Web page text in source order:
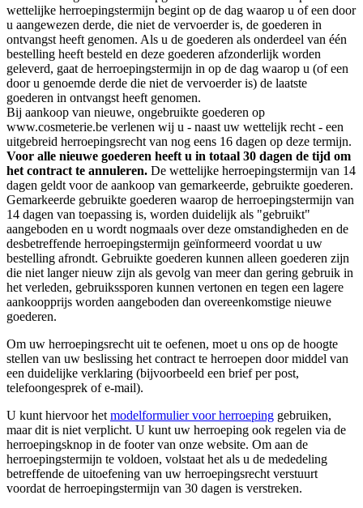
wettelijke herroepingstermijn begint op de dag waarop u of een door
u aangewezen derde, die niet de vervoerder is, de goederen in
ontvangst heeft genomen. Als u de goederen als onderdeel van één
bestelling heeft besteld en deze goederen afzonderlijk worden
geleverd, gaat de herroepingstermijn in op de dag waarop u (of een
door u genoemde derde die niet de vervoerder is) de laatste
goederen in ontvangst heeft genomen.
Bij aankoop van nieuwe, ongebruikte goederen op
www.cosmeterie.be verlenen wij u - naast uw wettelijk recht - een
uitgebreid herroepingsrecht van nog eens 16 dagen op deze termijn.
Voor alle nieuwe goederen heeft u in totaal 30 dagen de tijd om
het contract te annuleren. De wettelijke herroepingstermijn van 14
dagen geldt voor de aankoop van gemarkeerde, gebruikte goederen.
Gemarkeerde gebruikte goederen waarop de herroepingstermijn van
14 dagen van toepassing is, worden duidelijk als "gebruikt"
aangeboden en u wordt nogmaals over deze omstandigheden en de
desbetreffende herroepingstermijn geïnformeerd voordat u uw
bestelling afrondt. Gebruikte goederen kunnen alleen goederen zijn
die niet langer nieuw zijn als gevolg van meer dan gering gebruik in
het verleden, gebruikssporen kunnen vertonen en tegen een lagere
aankoopprijs worden aangeboden dan overeenkomstige nieuwe
goederen.
Om uw herroepingsrecht uit te oefenen, moet u ons op de hoogte
stellen van uw beslissing het contract te herroepen door middel van
een duidelijke verklaring (bijvoorbeeld een brief per post,
telefoongesprek of e-mail).
U kunt hiervoor het modelformulier voor herroeping gebruiken,
maar dit is niet verplicht. U kunt uw herroeping ook regelen via de
herroepingsknop in de footer van onze website. Om aan de
herroepingstermijn te voldoen, volstaat het als u de mededeling
betreffende de uitoefening van uw herroepingsrecht verstuurt
voordat de herroepingstermijn van 30 dagen is verstreken.